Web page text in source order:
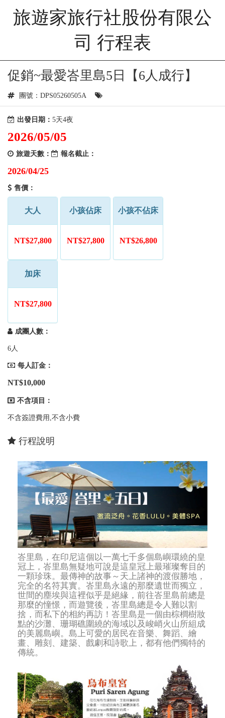
旅遊家旅行社股份有限公
司 行程表
促銷~最愛峇里島5日【6人成行】
團號：DPS05260505A
出發日期：
2026/05/05
旅遊天數：
5天4夜
報名截止：
2026/04/25
售價：
大人
NT$27,800
小孩佔床
NT$27,800
小孩不佔床
NT$26,800
加床
NT$27,800
成團人數：
6人
每人訂金：
NT$10,000
不含項目：
不含簽證費用,不含小費
行程說明
峇里島，在印尼這個以一萬七千多個島嶼環繞的皇
冠上，峇里島無疑地可說是這皇冠上最璀璨奪目的
一顆珍珠。最傳神的故事～天上諸神的渡假勝地，
完全的名符其實。峇里島永遠的那麼遺世而獨立，
世間的塵埃與這裡似乎是絕緣，前往峇里島前總是
那麼的憧憬，而遊覽後，峇里島總是令人難以割
捨，而私下的相約再訪！峇里島是一個由棕櫚樹妝
點的沙灘、珊瑚礁圍繞的海域以及峻峭火山所組成
的美麗島嶼。島上可愛的居民在音樂、舞蹈、繪
畫、雕刻、建築、戲劇和詩歌上，都有他們獨特的
傳統。